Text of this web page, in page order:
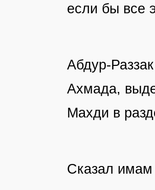
если бы все
Абдур-
Ахмада,
Махди в
Сказал